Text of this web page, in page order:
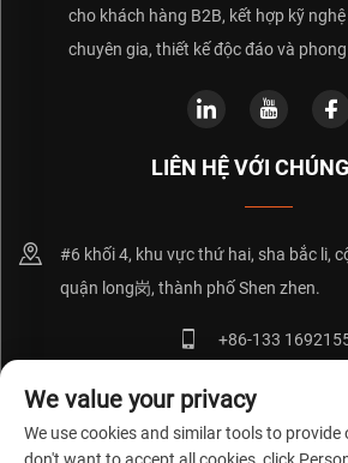
cho khách hàng B2B, kết hợp kỹ
chuyên gia, thiết kế độc đáo và
LIÊN HỆ VỚI
#6 khối 4, khu vực thứ hai, sha bắc li,
quận long岗, thành phố Shen zhen.
+86-133
[email protected]
We value your privacy
We use cookies and similar tools to provide